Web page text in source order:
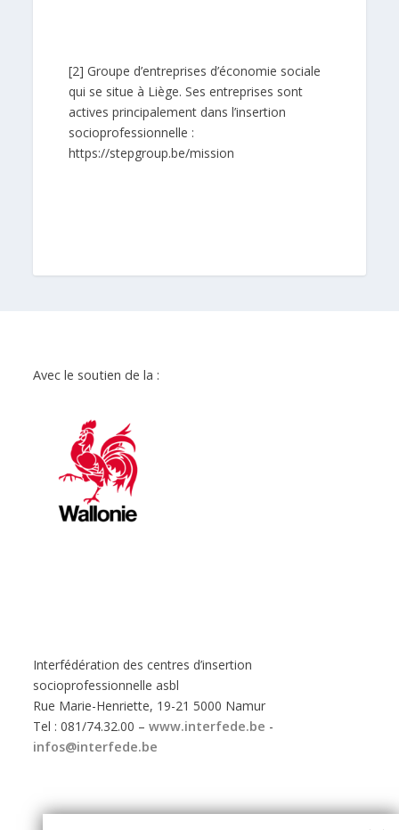
[2] Groupe d’entreprises d’économie sociale
qui se situe à Liège. Ses entreprises sont
actives principalement dans l’insertion
socioprofessionnelle :
https://stepgroup.be/mission
Avec le soutien de la :
Interfédération des centres d’insertion
socioprofessionnelle asbl
Rue Marie-Henriette, 19-21 5000 Namur
Tel : 081/74.32.00 –www.interfede.be -
infos@interfede.be